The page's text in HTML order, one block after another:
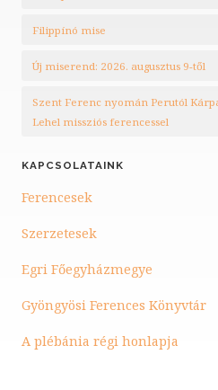
Filippínó mise
Új miserend: 2026. augusztus 9-től
Szent Ferenc nyomán Perutól
Lehel missziós ferencessel
KAPCSOLATAINK
Ferencesek
Szerzetesek
Egri Főegyházmegye
Gyöngyösi Ferences Könyvtár
A plébánia régi honlapja